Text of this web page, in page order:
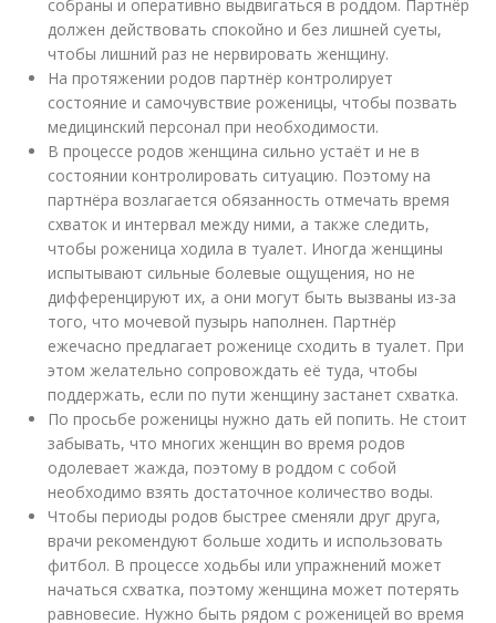
собраны и оперативно выдвигаться в роддом. Партнёр
должен действовать спокойно и без лишней суеты,
чтобы лишний раз не нервировать женщину.
На протяжении родов партнёр контролирует
состояние и самочувствие роженицы, чтобы позвать
медицинский персонал при необходимости.
В процессе родов женщина сильно устаёт и не в
состоянии контролировать ситуацию. Поэтому на
партнёра возлагается обязанность отмечать время
схваток и интервал между ними, а также следить,
чтобы роженица ходила в туалет. Иногда женщины
испытывают сильные болевые ощущения, но не
дифференцируют их, а они могут быть вызваны из-за
того, что мочевой пузырь наполнен. Партнёр
ежечасно предлагает роженице сходить в туалет. При
этом желательно сопровождать её туда, чтобы
поддержать, если по пути женщину застанет схватка.
По просьбе роженицы нужно дать ей попить. Не стоит
забывать, что многих женщин во время родов
одолевает жажда, поэтому в роддом с собой
необходимо взять достаточное количество воды.
Чтобы периоды родов быстрее сменяли друг друга,
врачи рекомендуют больше ходить и использовать
фитбол. В процессе ходьбы или упражнений может
начаться схватка, поэтому женщина может потерять
равновесие. Нужно быть рядом с роженицей во время